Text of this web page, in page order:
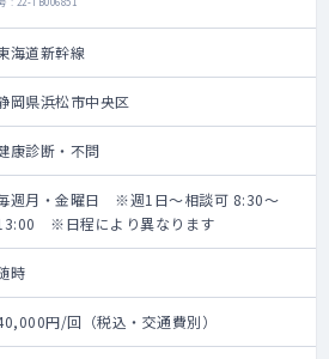
海道新幹線
岡県浜松市中央区
康診断・不問
週月・金曜日 ※週1日～相談可 8:30～
※日程により異なります
時
円/回（税込・交通費別）